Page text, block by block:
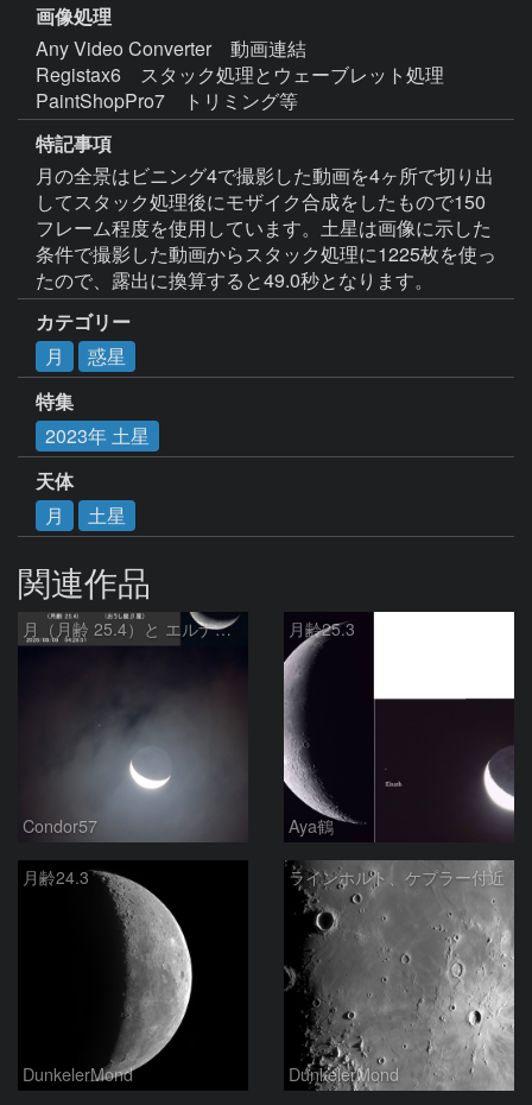
画像処理
Any Video Converter　動画連結
Registax6　スタック処理とウェーブレット処理
PaintShopPro7　トリミング等
特記事項
月の全景はビニング4で撮影した動画を4ヶ所で切り出
してスタック処理後にモザイク合成をしたもので150
フレーム程度を使用しています。土星は画像に示した
条件で撮影した動画からスタック処理に1225枚を使っ
たので、露出に換算すると49.0秒となります。
カテゴリー
月
惑星
特集
2023年 土星
天体
月
土星
関連作品
月（月齢 25.4）と エルナト（おうし座β星）
Condor57
月齢25.3
Aya鶴
月齢24.3
DunkelerMond
ラインホルト、ケプラー付近
DunkelerMond